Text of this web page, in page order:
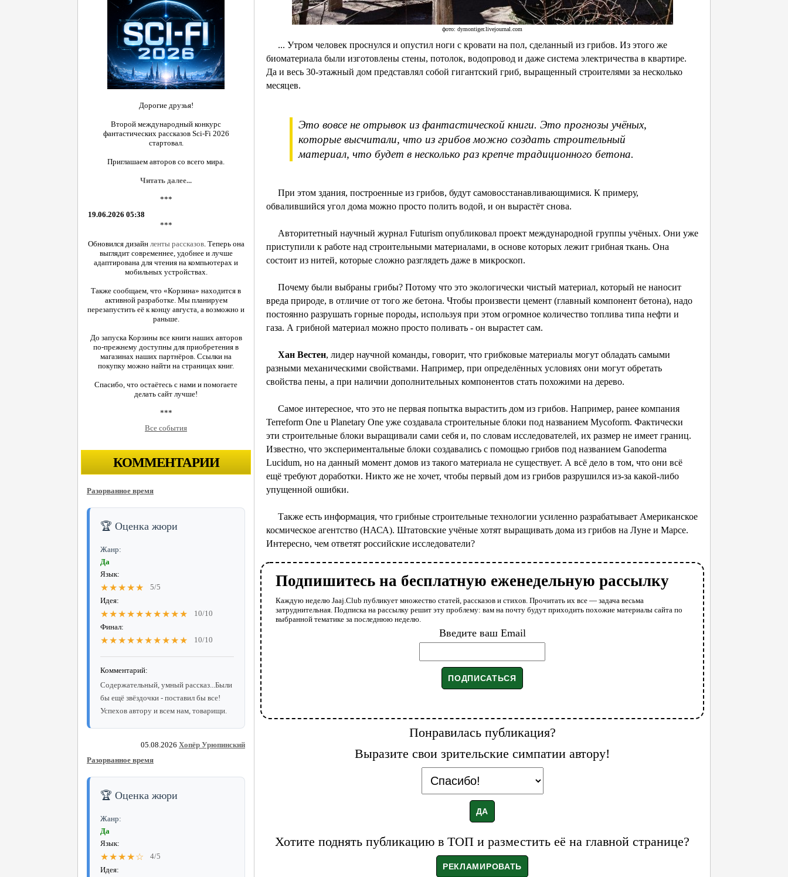
Дорогие друзья!
Второй международный конкурс
фантастических рассказов Sci-Fi 2026
стартовал.
Приглашаем авторов со всего мира.
Читать далее...
***
19.06.2026 05:38
***
Обновился дизайн ленты рассказов. Теперь она
выглядит современнее, удобнее и лучше
адаптирована для чтения на компьютерах и
мобильных устройствах.
Также сообщаем, что «Корзина» находится в
активной разработке. Мы планируем
перезапустить её к концу августа, а возможно и
раньше.
До запуска Корзины все книги наших авторов
по-прежнему доступны для приобретения в
магазинах наших партнёров. Ссылки на
покупку можно найти на страницах книг.
Спасибо, что остаётесь с нами и помогаете
делать сайт лучше!
***
Все события
КОММЕНТАРИИ
Разорванное время
🏆 Оценка жюри
Жанр:
Да
Язык:
★★★★★
5/5
Идея:
★★★★★★★★★★
10/10
Финал:
★★★★★★★★★★ 10/10
Комментарий:
Содержательный, умный рассказ...Были
бы ещё звёздочки - поставил бы все!
Успехов автору и всем нам, товарищи.
05.08.2026 Хопёр Урюпинский
Разорванное время
🏆 Оценка жюри
Жанр:
Да
Язык:
★★★★☆
4/5
Идея:
фото: dymontiger.livejournal.com
... Утром человек проснулся и опустил ноги с кровати на пол, сделанный из грибов. Из этого же
биоматериала были изготовлены стены, потолок, водопровод и даже система электричества в квартире.
Да и весь 30-этажный дом представлял собой гигантский гриб, выращенный строителями за несколько
месяцев.
Это вовсе не отрывок из фантастической книги. Это прогнозы учёных,
которые высчитали, что из грибов можно создать строительный
материал, что будет в несколько раз крепче традиционного бетона.
При этом здания, построенные из грибов, будут самовосстанавливающимися. К примеру,
обвалившийся угол дома можно просто полить водой, и он вырастёт снова.
Авторитетный научный журнал Futurism опубликовал проект международной группы учёных. Они уже
приступили к работе над строительными материалами, в основе которых лежит грибная ткань. Она
состоит из нитей, которые сложно разглядеть даже в микроскоп.
Почему были выбраны грибы? Потому что это экологически чистый материал, который не наносит
вреда природе, в отличие от того же бетона. Чтобы произвести цемент (главный компонент бетона), надо
постоянно разрушать горные породы, используя при этом огромное количество топлива типа нефти и
газа. А грибной материал можно просто поливать - он вырастет сам.
Хан Вестен, лидер научной команды, говорит, что грибковые материалы могут обладать самыми
разными механическими свойствами. Например, при определённых условиях они могут обретать
свойства пены, а при наличии дополнительных компонентов стать похожими на дерево.
Самое интересное, что это не первая попытка вырастить дом из грибов. Например, ранее компания
Terreform One u Planetary One уже создавала строительные блоки под названием Mycoform. Фактически
эти строительные блоки выращивали сами себя и, по словам исследователей, их размер не имеет границ.
Известно, что экспериментальные блоки создавались с помощью грибов под названием Ganoderma
Lucidum, но на данный момент домов из такого материала не существует. А всё дело в том, что они всё
ещё требуют доработки. Никто же не хочет, чтобы первый дом из грибов разрушился из-за какой-либо
упущенной ошибки.
Также есть информация, что грибные строительные технологии усиленно разрабатывает Американское
космическое агентство (НАСА). Штатовские учёные хотят выращивать дома из грибов на Луне и Марсе.
Интересно, чем ответят российские исследователи?
Подпишитесь на бесплатную еженедельную рассылку
Каждую неделю Jaaj.Club публикует множество статей, рассказов и стихов. Прочитать их все — задача весьма
затруднительная. Подписка на рассылку решит эту проблему: вам на почту будут приходить похожие материалы сайта по
выбранной тематике за последнюю неделю.
Введите ваш Email
Понравилась публикация?
Выразите свои зрительские симпатии автору!
Хотите поднять публикацию в ТОП и разместить её на главной странице?